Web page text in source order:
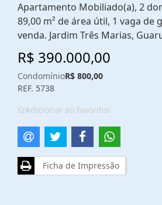
Apartamento Mobiliado(a), 2
89,00 m² de área útil, 1 vaga de
venda. Jardim Três Marias,
R$ 390.000,00
CondomínioR$ 800,00
REF. 5738
Adicionar ao favoritos
Ficha de Impressão